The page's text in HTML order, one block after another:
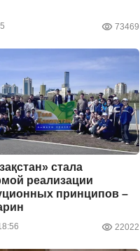
73469
стала
реализации
принципов –
22022